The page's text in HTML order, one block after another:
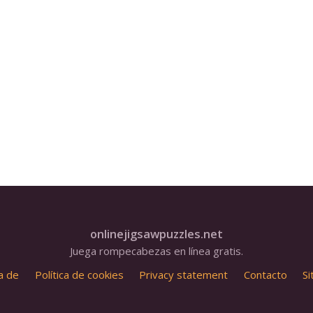
onlinejigsawpuzzles.net
Juega rompecabezas en línea gratis.
de
Política de cookies Privacy statement Contacto